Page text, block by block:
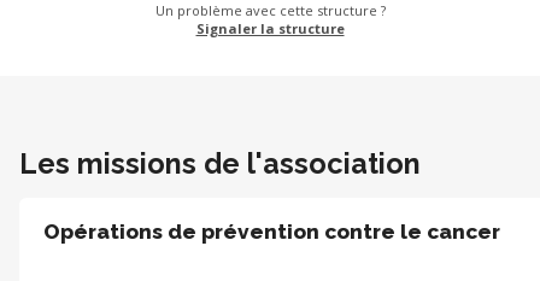
Un problème avec cette structure ?
Signaler la structure
Les missions de l'association
Opérations de prévention contre le cancer